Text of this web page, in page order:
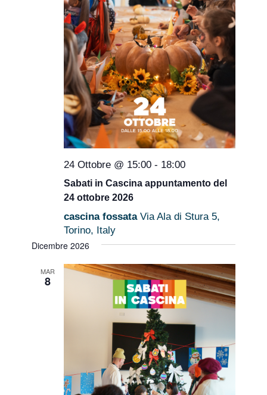
24 Ottobre @ 15:00 - 18:00
Sabati in Cascina appuntamento del
24 ottobre 2026
cascina fossataVia Ala di Stura 5,
Torino, Italy
Dicembre 2026
MAR
8